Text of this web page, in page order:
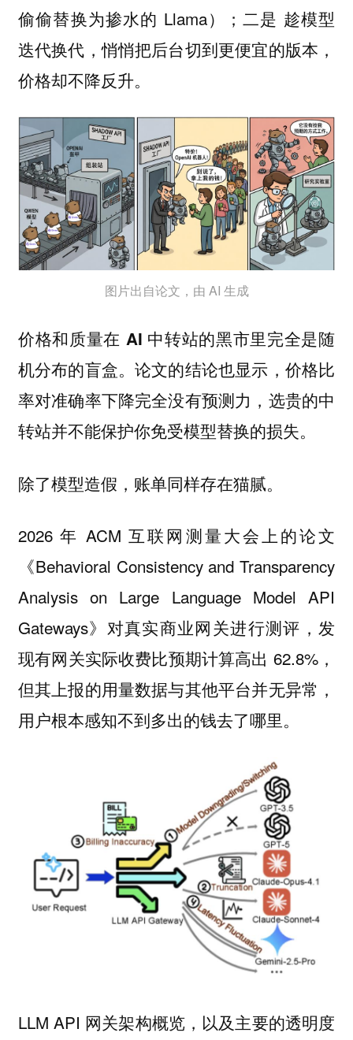
偷偷替换为掺水的 Llama）；二是 趁模型
迭代换代，悄悄把后台切到更便宜的版本，
价格却不降反升。
图片出自论文，由 AI 生成
价格和质量在 AI 中转站的黑市里完全是随
机分布的盲盒。论文的结论也显示，价格比
率对准确率下降完全没有预测力，选贵的中
转站并不能保护你免受模型替换的损失。
除了模型造假，账单同样存在猫腻。
2026 年 ACM 互联网测量大会上的论文
《Behavioral Consistency and Transparency
Analysis on Large Language Model API
Gateways》对真实商业网关进行测评，发
现有网关实际收费比预期计算高出 62.8%，
但其上报的用量数据与其他平台并无异常，
用户根本感知不到多出的钱去了哪里。
LLM API 网关架构概览，以及主要的透明度